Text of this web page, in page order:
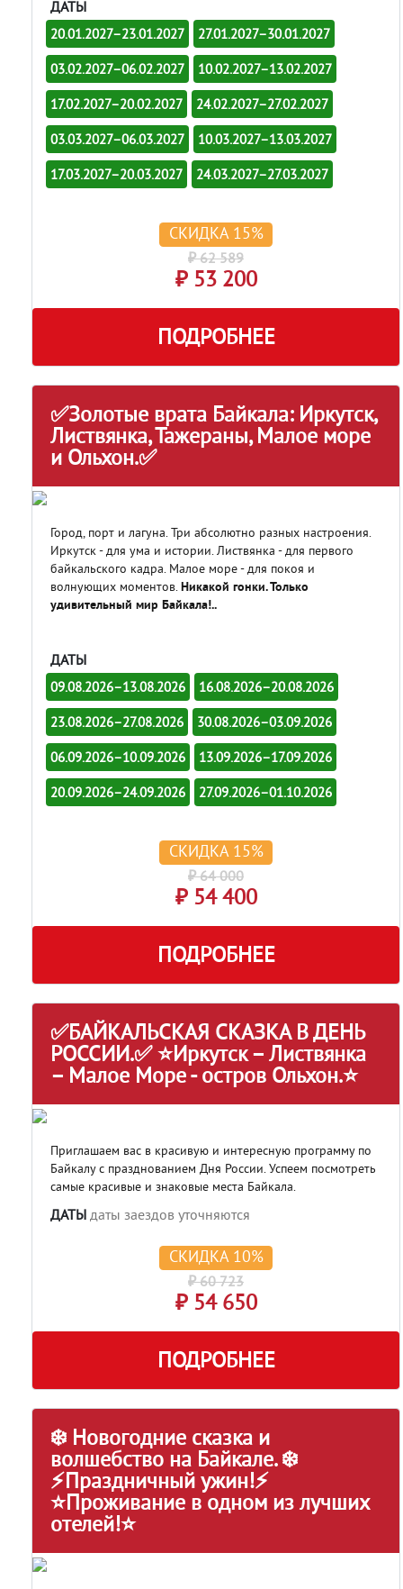
ДАТЫ
20.01.2027–23.01.2027 27.01.2027–30.01.2027
03.02.2027–06.02.2027 10.02.2027–13.02.2027
17.02.2027–20.02.2027 24.02.2027–27.02.2027
03.03.2027–06.03.2027 10.03.2027–13.03.2027
17.03.2027–20.03.2027 24.03.2027–27.03.2027
СКИДКА 15%
₽ 62 589
₽ 53 200
ПОДРОБНЕЕ
✅Золотые врата Байкала: Иркутск,
Листвянка, Тажераны, Малое море
и Ольхон.✅
Город, порт и лагуна. Три абсолютно разных настроения.
Иркутск - для ума и истории. Листвянка - для первого
байкальского кадра. Малое море - для покоя и
волнующих моментов.Никакой гонки. Только
удивительный мир Байкала!..
ДАТЫ
09.08.2026–13.08.2026 16.08.2026–20.08.2026
23.08.2026–27.08.2026 30.08.2026–03.09.2026
06.09.2026–10.09.2026 13.09.2026–17.09.2026
20.09.2026–24.09.2026 27.09.2026–01.10.2026
СКИДКА 15%
₽ 64 000
₽ 54 400
ПОДРОБНЕЕ
✅БАЙКАЛЬСКАЯ СКАЗКА В ДЕНЬ
РОССИИ.✅ ⭐Иркутск – Листвянка
– Малое Море - остров Ольхон.⭐
Приглашаем вас в красивую и интересную программу по
Байкалу с празднованием Дня России. Успеем посмотреть
самые красивые и знаковые места Байкала.
ДАТЫ даты заездов уточняются
СКИДКА 10%
₽ 60 723
₽ 54 650
ПОДРОБНЕЕ
❄️ Новогодние сказка и
волшебство на Байкале. ❄️
⚡Праздничный ужин!⚡
⭐Проживание в одном из лучших
отелей!⭐